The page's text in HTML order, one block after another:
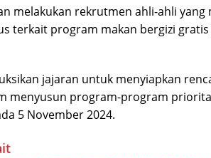
melakukan rekrutmen ahli-ahli yang
terkait program makan bergizi
jajaran untuk menyiapkan
menyusun program-program
5 November 2024.